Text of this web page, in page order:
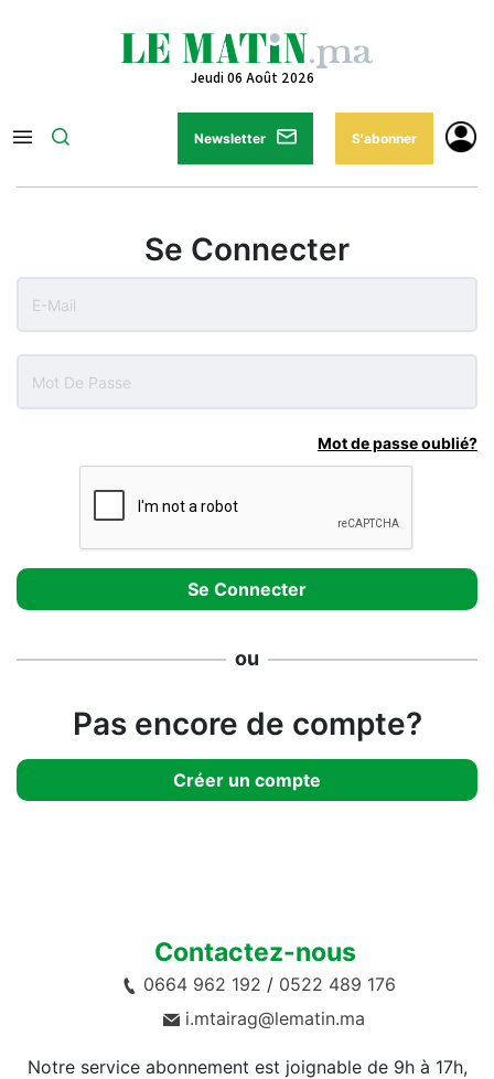
Jeudi 06 Août 2026
Newsletter S'abonner
Se Connecter
Mot de passe oublié?
ou
Pas encore de compte?
Créer un compte
Contactez-nous
0664 962 192 / 0522 489 176
i.mtairag@lematin.ma
Notre service abonnement est joignable de 9h à 17h,